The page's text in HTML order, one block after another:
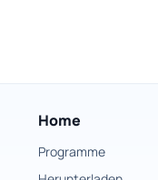
Home
Programme